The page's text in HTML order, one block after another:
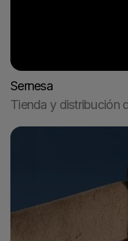
Sernesa
Tienda y distribución